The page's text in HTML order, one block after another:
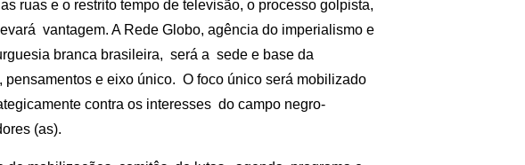
ruas e o restrito tempo de televisão, o processo golpista,
vantagem. A Rede Globo, agência do imperialismo e
branca brasileira, será a sede e base da
pensamentos e eixo único. O foco único será mobilizado
contra os interesses do campo negro-
(as).